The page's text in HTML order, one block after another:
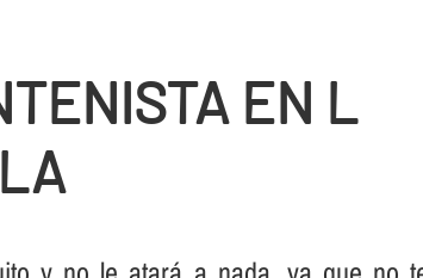
EN L